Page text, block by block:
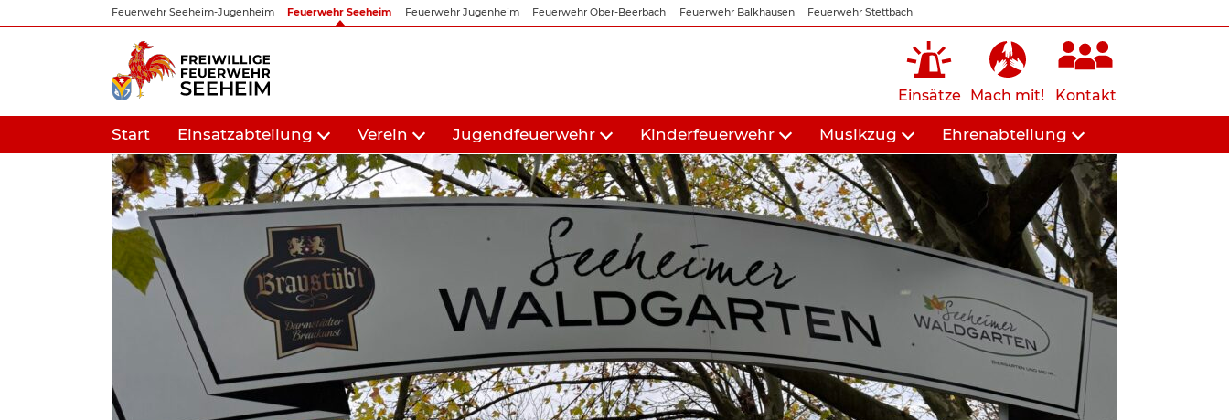
Inhalt
Feuerwehr Seeheim-Jugenheim Feuerwehr Seeheim Feuerwehr Jugenheim Feuerwehr Ober-Beerbach Feuerwehr Balkhausen Feuerwehr Stettbach
Einsätze Mach mit! Kontakt
Start Einsatzabteilung Verein Jugendfeuerwehr Kinderfeuerwehr Musikzug Ehrenabteilung